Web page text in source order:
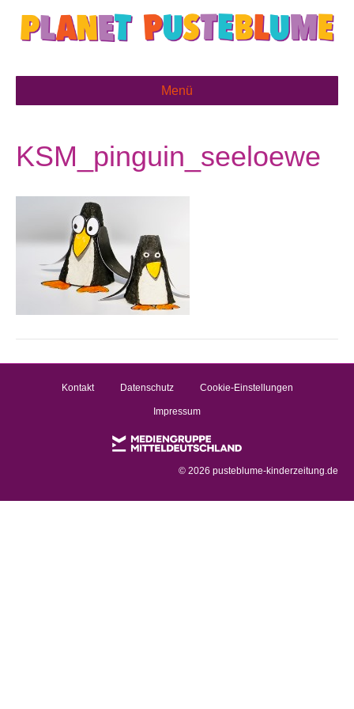
Menü
KSM_pinguin_seeloewe
Kontakt Datenschutz Cookie-Einstellungen
Impressum
© 2026 pusteblume-kinderzeitung.de